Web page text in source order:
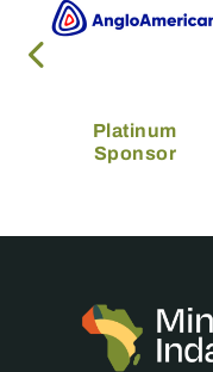
Platinum
Sponsor